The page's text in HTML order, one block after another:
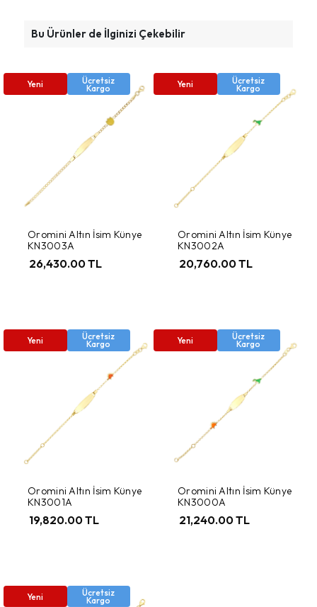
Bu Ürünler de İlginizi Çekebilir
Yeni Ücretsiz
Kargo
Oromini Altın İsim Künye
KN3003A
26,430.00 TL
Yeni Ücretsiz
Kargo
Oromini Altın İsim Künye
KN3002A
20,760.00 TL
Yeni Ücretsiz
Kargo
Oromini Altın İsim Künye
KN3001A
19,820.00 TL
Yeni Ücretsiz
Kargo
Oromini Altın İsim Künye
KN3000A
21,240.00 TL
Yeni Ücretsiz
Kargo